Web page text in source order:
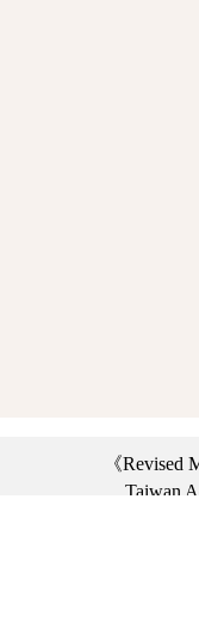
《Revised
Taiwan